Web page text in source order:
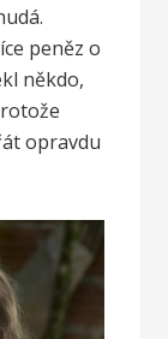
peněz o
někdo,
opravdu